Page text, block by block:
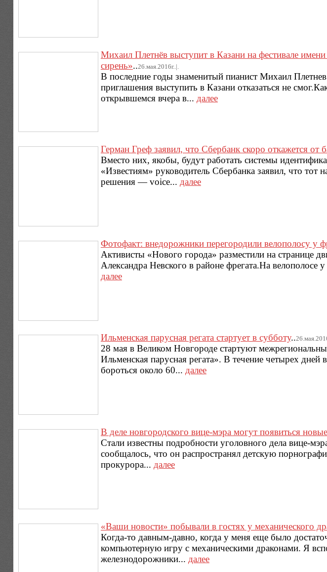
Михаил Плетнёв выступит в Казани на фестивале
сирень»..26.мая.2016г..|.
В последние годы знаменитый пианист Михаил
приглашения выступить в Казани отказаться не
открывшемся вчера в... далее
Герман Греф заявил, что Сбербанк скоро откажется от
Вместо них, якобы, будут работать системы
«Известиям» руководитель Сбербанка заявил, что тот
решения — voice... далее
Фотофакт: внедорожники перегородили велополосу у
Активисты «Нового города» разместили на странице
Александра Невского в районе фрегата.На
далее
Ильменская парусная регата стартует в субботу..
28 мая в Великом Новгороде стартуют
Ильменская парусная регата». В течение четырех дней
бороться около 60... далее
В деле новгородского вице-мэра могут появиться
Стали известны подробности уголовного дела вице-
сообщалось, что он распространял детскую
прокурора... далее
«Ваши новости» побывали в гостях у механического
Когда-то давным-давно, когда у меня еще было
компьютерную игру с механическими драконами. Я
железнодорожники... далее